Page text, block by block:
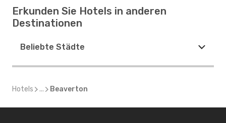
Erkunden Sie Hotels in anderen
Destinationen
Beliebte Städte
Hotels ... Beaverton